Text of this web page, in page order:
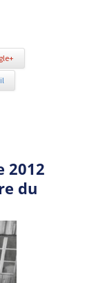
2012
du